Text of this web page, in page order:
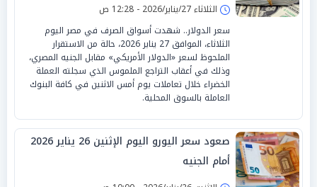
الثلاثاء 27/يناير/2026 - 12:28 ص
سعر الدولار.. شهدت أسواق الصرف في مصر اليوم
الثلاثاء، الموافق 27 يناير 2026، حالة من الاستقرار
الملحوظ لسعر «الدولار الأمريكي» مقابل الجنيه المصري،
وذلك في أعقاب التراجع الملموس الذي سجلته العملة
الخضراء خلال تعاملات يوم أمس الاثنين في كافة البنوك
العاملة بالسوق المحلية.
صعود سعر اليورو اليوم الإثنين 26 يناير 2026
أمام الجنيه